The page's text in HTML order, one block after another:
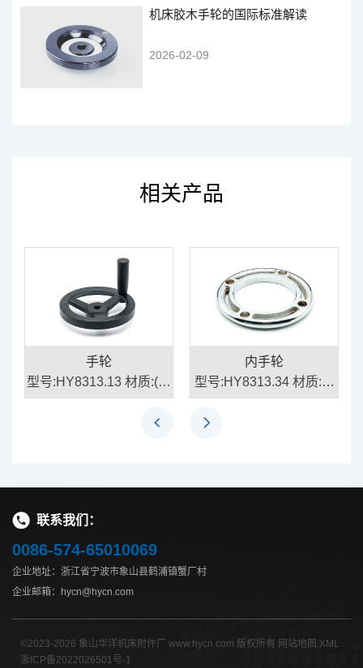
机床胶木手轮的国际标准解读
2026-02-09
相关产品
手轮
型号:HY8313.13 材质:(手
轮)铝合金、(手柄)塑
内手轮
型号:HY8313.34 材质:铸
铁
联系我们：
0086-574-65010069
企业地址：浙江省宁波市象山县鹤浦镇蟹厂村
企业邮箱：hycn@hycn.com
©2023-2026 象山华洋机床附件厂 www.hycn.com 版权所有 网站地图 XML
浙ICP备2022026501号-1